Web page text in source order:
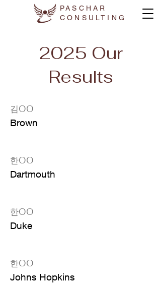
PASCHAR
CONSULTING
2025 Our
Results
김OO
Brown
한OO
Dartmouth
한OO
Duke
한OO
Johns Hopkins